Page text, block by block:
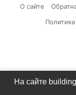
О сайте
На сайте